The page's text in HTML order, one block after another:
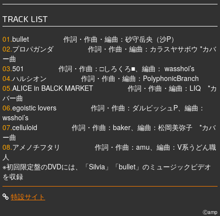
TRACK LIST
01.bullet 作詞・作曲・編曲：砂守岳央（沙P）
02.プロパガンダ 作詞・作曲・編曲：カラスヤサボウ *カバ
ー曲
03.501 作詞・作曲：□しろくろ■、編曲： wasshoi’s
04.ハルシオン 作詞・作曲・編曲：PolyphonicBranch
05.ALICE in BALCK MARKET 作詞・作曲・編曲：LIQ *カ
バー曲
06.egoistic lovers 作詞・作曲：ダルビッシュP、編曲：
wsshoi’s
07.celluloid 作詞・作曲：baker、編曲：松岡美弥子 *カバ
ー曲
08.アメノチフタリ 作詞・作曲：amu、編曲：V系うどん職
人
※初回限定盤のDVDには、「Silvia」「bullet」のミュージックビデオ
を収録
特設サイト
Ⓒamp